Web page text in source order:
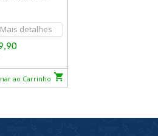
Mais detalhes
ao Carrinho